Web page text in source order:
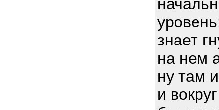
знает
на нем
ну там
и